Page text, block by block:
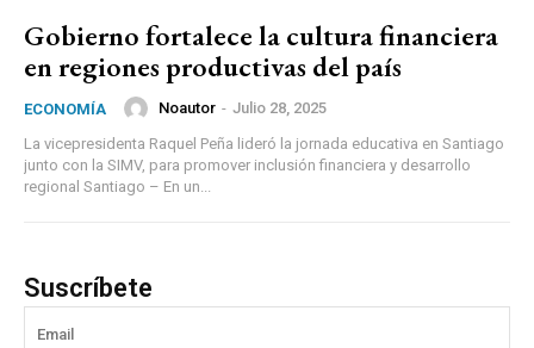
Gobierno fortalece la cultura financiera
en regiones productivas del país
ECONOMÍA Noautor - Julio 28, 2025
La vicepresidenta Raquel Peña lideró la jornada educativa en Santiago
junto con la SIMV, para promover inclusión financiera y desarrollo
regional Santiago – En un...
Suscríbete